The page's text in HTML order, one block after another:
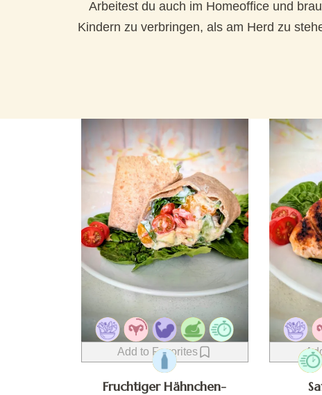
Arbeitest du auch im Homeoffice und
Kindern zu verbringen, als am Herd zu
Add to Favorites
Fruchtiger Hähnchen-